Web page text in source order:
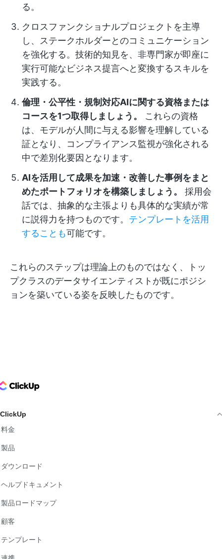
る。
クロスファンクショナルプロジェクトを主導
し、ステークホルダーとのコミュニケーション
を強化する。 技術的知見を、非専門家が即座に
実行可能なビジネス提言へと変換するスキルを
実践する。
倫理・公平性・規制対応AIに関する資格または
コースを1つ取得しましょう。
これらの資格
は、モデルが人間に与える影響を理解している
証となり、コンプライアンス監視が強化される
中で差別化要因となります。
AIを活用して成果を加速・改善した事例をまと
めたポートフォリオを構築しましょう。
採用会
話では、抽象的な主張よりも具体的な実績が常
に説得力を持つものです。 テンプレートを活用
することも可能です。
これらのステップは理論上のものではなく、トッ
プクラスのデータサイエンティストが既にポジシ
ョンを築いている姿を反映したものです。
Logo
ClickUp
料金
製品
ダウンロード
ヘルプドキュメント
製品ロードマップ
顧客
テンプレート